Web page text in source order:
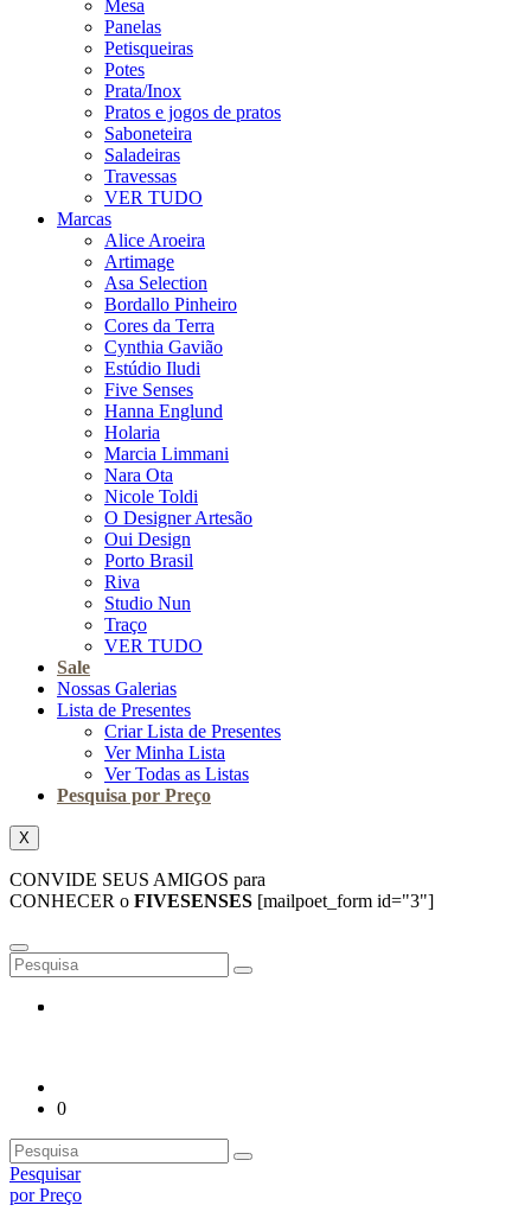
Mesa
Panelas
Petisqueiras
Potes
Prata/Inox
Pratos e jogos de pratos
Saboneteira
Saladeiras
Travessas
VER TUDO
Marcas
Alice Aroeira
Artimage
Asa Selection
Bordallo Pinheiro
Cores da Terra
Cynthia Gavião
Estúdio Iludi
Five Senses
Hanna Englund
Holaria
Marcia Limmani
Nara Ota
Nicole Toldi
O Designer Artesão
Oui Design
Porto Brasil
Riva
Studio Nun
Traço
VER TUDO
Sale
Nossas Galerias
Lista de Presentes
Criar Lista de Presentes
Ver Minha Lista
Ver Todas as Listas
Pesquisa por Preço
X
CONVIDE SEUS AMIGOS para
CONHECER o FIVESENSES [mailpoet_form id="3"]
0
Pesquisar
por Preço